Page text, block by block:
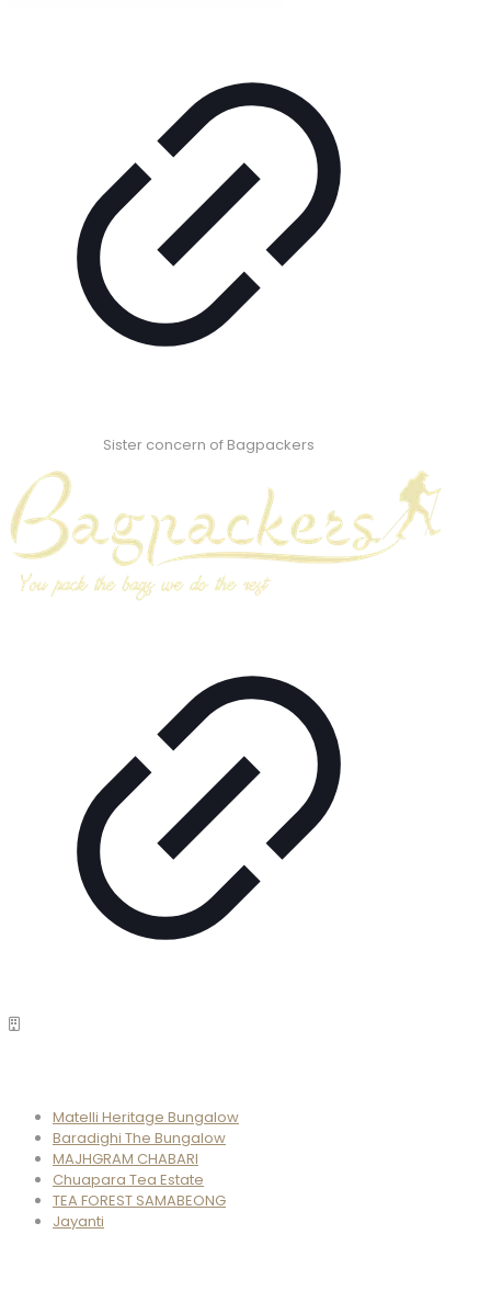
Sister concern of Bagpackers
Matelli Heritage Bungalow
Baradighi The Bungalow
MAJHGRAM CHABARI
Chuapara Tea Estate
TEA FOREST SAMABEONG
Jayanti